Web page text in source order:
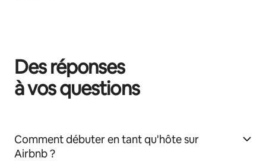
Des réponses
à vos questions
Comment débuter en tant qu'hôte sur
Airbnb ?